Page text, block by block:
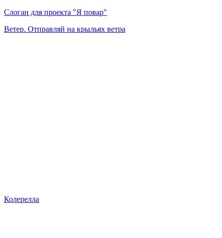
Слоган для проекта "Я повар"
Ветер. Отправляй на крыльях ветра
Колерелла